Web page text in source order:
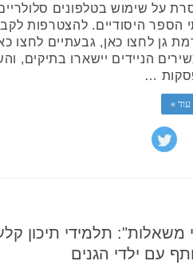
על שימוש בטלפונים
הספר היסודיים. להצטרפות
גן לחצו כאן, גבעתיים לחצו
הניידים יישארו בתיקים,
…
»
משאלות": תלמידי תיכון
עם ילדי הגנים